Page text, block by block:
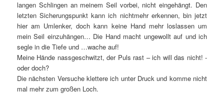
langen Schlingen an meinem Seil vorbei, nicht eingehängt. Den
letzten Sicherungspunkt kann ich nichtmehr erkennen, bin jetzt
hier am Umlenker, doch kann keine Hand mehr loslassen um
mein Seil einzuhängen… Die Hand macht ungewollt auf und ich
segle in die Tiefe und …wache auf!
Meine Hände nassgeschwitzt, der Puls rast – ich will das nicht! -
oder doch?
Die nächsten Versuche klettere ich unter Druck und komme nicht
mal mehr zum großen Loch.